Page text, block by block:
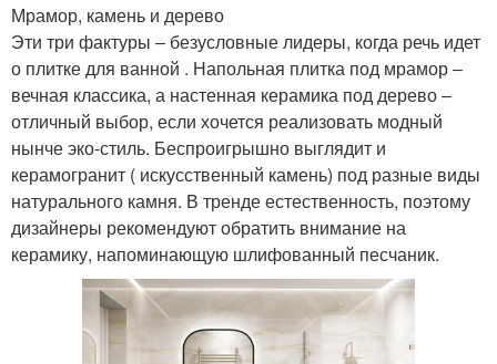
Мрамор, камень и дерево
Эти три фактуры ‒ безусловные лидеры, когда речь идет
о плитке для ванной . Напольная плитка под мрамор ‒
вечная классика, а настенная керамика под дерево ‒
отличный выбор, если хочется реализовать модный
нынче эко-стиль. Беспроигрышно выглядит и
керамогранит ( искусственный камень) под разные виды
натурального камня. В тренде естественность, поэтому
дизайнеры рекомендуют обратить внимание на
керамику, напоминающую шлифованный песчаник.